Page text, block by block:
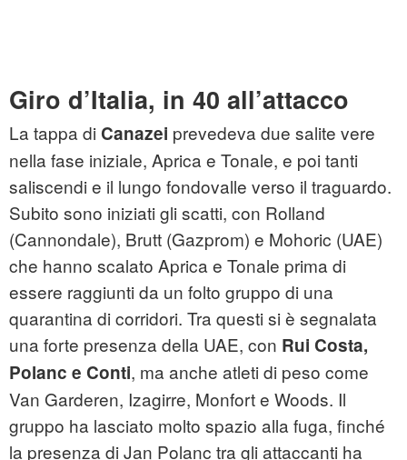
Giro d’Italia, in 40 all’attacco
La tappa di Canazei prevedeva due salite vere
nella fase iniziale, Aprica e Tonale, e poi tanti
saliscendi e il lungo fondovalle verso il traguardo.
Subito sono iniziati gli scatti, con Rolland
(Cannondale), Brutt (Gazprom) e Mohoric (UAE)
che hanno scalato Aprica e Tonale prima di
essere raggiunti da un folto gruppo di una
quarantina di corridori. Tra questi si è segnalata
una forte presenza della UAE, con Rui Costa,
Polanc e Conti, ma anche atleti di peso come
Van Garderen, Izagirre, Monfort e Woods. Il
gruppo ha lasciato molto spazio alla fuga, finché
la presenza di Jan Polanc tra gli attaccanti ha